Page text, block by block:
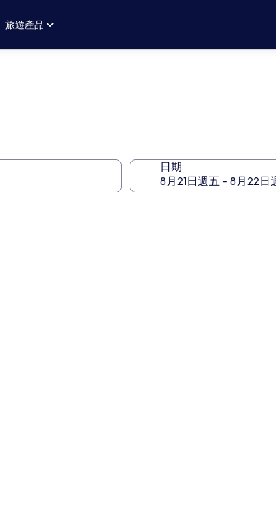
旅遊產品
日期